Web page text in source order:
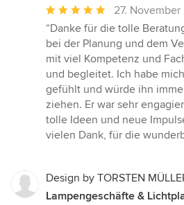
Durchschnittliche
Bewertung:
5
von
5
Sternen
27.
“Danke für die tolle
bei der Planung und dem
mit viel Kompetenz und
und begleitet. Ich habe
gefühlt und würde ihn
ziehen. Er war sehr
tolle Ideen und neue
vielen Dank, für die
Design by TORSTEN
Lampengeschäfte &